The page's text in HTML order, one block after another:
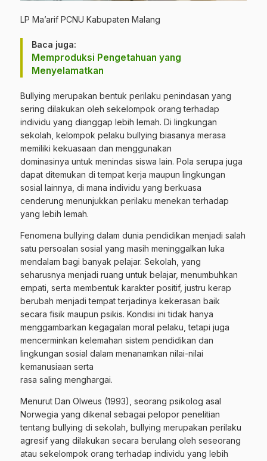
LP Ma’arif PCNU Kabupaten Malang
Baca juga:
Memproduksi Pengetahuan yang
Menyelamatkan
Bullying merupakan bentuk perilaku penindasan yang
sering dilakukan oleh sekelompok orang terhadap
individu yang dianggap lebih lemah. Di lingkungan
sekolah, kelompok pelaku bullying biasanya merasa
memiliki kekuasaan dan menggunakan
dominasinya untuk menindas siswa lain. Pola serupa juga
dapat ditemukan di tempat kerja maupun lingkungan
sosial lainnya, di mana individu yang berkuasa
cenderung menunjukkan perilaku menekan terhadap
yang lebih lemah.
Fenomena bullying dalam dunia pendidikan menjadi salah
satu persoalan sosial yang masih meninggalkan luka
mendalam bagi banyak pelajar. Sekolah, yang
seharusnya menjadi ruang untuk belajar, menumbuhkan
empati, serta membentuk karakter positif, justru kerap
berubah menjadi tempat terjadinya kekerasan baik
secara fisik maupun psikis. Kondisi ini tidak hanya
menggambarkan kegagalan moral pelaku, tetapi juga
mencerminkan kelemahan sistem pendidikan dan
lingkungan sosial dalam menanamkan nilai-nilai
kemanusiaan serta
rasa saling menghargai.
Menurut Dan Olweus (1993), seorang psikolog asal
Norwegia yang dikenal sebagai pelopor penelitian
tentang bullying di sekolah, bullying merupakan perilaku
agresif yang dilakukan secara berulang oleh seseorang
atau sekelompok orang terhadap individu yang lebih